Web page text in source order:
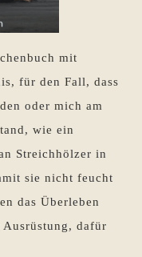
mit
für den Fall, dass
oder mich am
wie ein
Streichhölzer in
sie nicht feucht
das Überleben
dafür